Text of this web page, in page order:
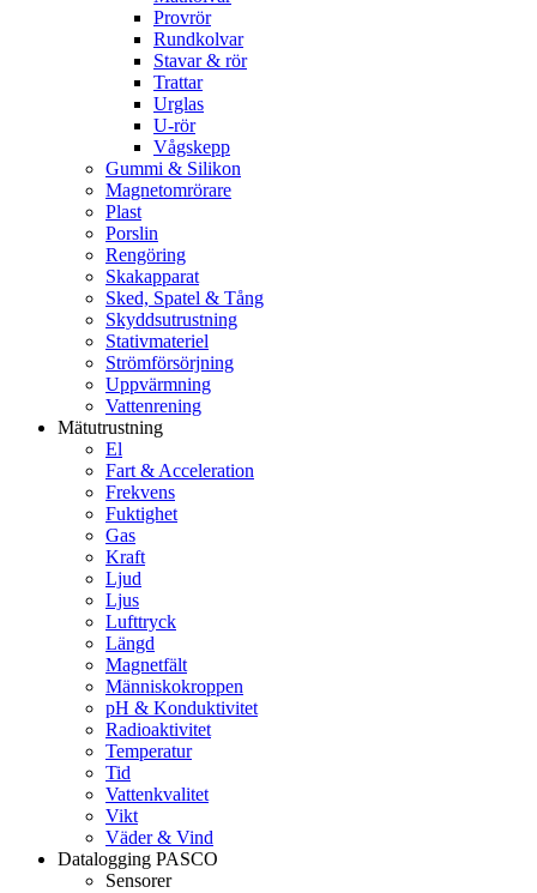
Provrör
Rundkolvar
Stavar & rör
Trattar
Urglas
U-rör
Vågskepp
Gummi & Silikon
Magnetomrörare
Plast
Porslin
Rengöring
Skakapparat
Sked, Spatel & Tång
Skyddsutrustning
Stativmateriel
Strömförsörjning
Uppvärmning
Vattenrening
Mätutrustning
El
Fart & Acceleration
Frekvens
Fuktighet
Gas
Kraft
Ljud
Ljus
Lufttryck
Längd
Magnetfält
Människokroppen
pH & Konduktivitet
Radioaktivitet
Temperatur
Tid
Vattenkvalitet
Vikt
Väder & Vind
Datalogging PASCO
Sensorer